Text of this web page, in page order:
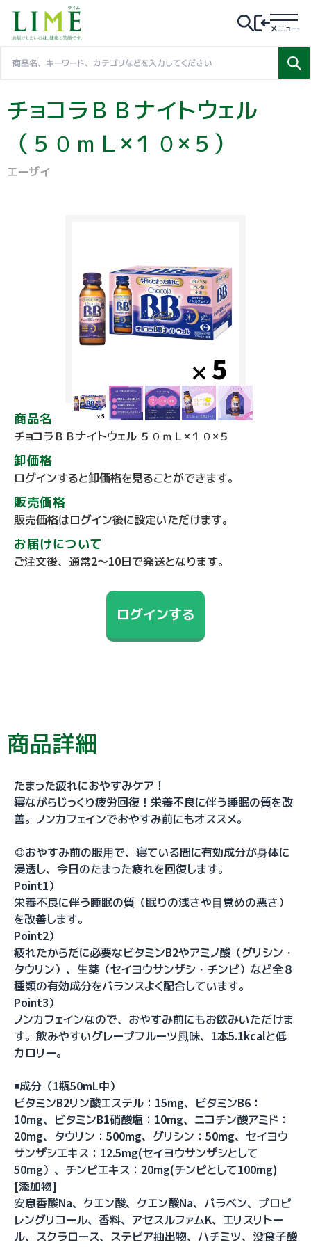
メニュー
チョコラＢＢナイトウェル
（５０ｍＬ×１０×５）
エーザイ
商品名
チョコラＢＢナイトウェル ５０ｍＬ×１０×５
卸価格
ログインすると卸価格を見ることができます。
販売価格
販売価格はログイン後に設定いただけます。
お届けについて
ご注文後、通常2～10日で発送となります。
ログインする
商品詳細
たまった疲れにおやすみケア！
寝ながらじっくり疲労回復！栄養不良に伴う睡眠の質を改
善。ノンカフェインでおやすみ前にもオススメ。
◎おやすみ前の服⽤で、寝ている間に有効成分が⾝体に
浸透し、今日のたまった疲れを回復します。
Point1）
栄養不良に伴う睡眠の質（眠りの浅さや⽬覚めの悪さ）
を改善します。
Point2）
疲れたからだに必要なビタミンB2やアミノ酸（グリシン・
タウリン）、生薬（セイヨウサンザシ・チンピ）など全８
種類の有効成分をバランスよく配合しています。
Point3）
ノンカフェインなので、おやすみ前にもお飲みいただけま
す。飲みやすいグレープフルーツ⾵味、1本5.1kcalと低
カロリー。
◾️成分（1瓶50mL中）
ビタミンB2リン酸エステル：15mg、ビタミンB6：
10mg、ビタミンB1硝酸塩：10mg、ニコチン酸アミド：
20mg、タウリン：500mg、グリシン：50mg、セイヨウ
サンザシエキス：12.5mg(セイヨウサンザシとして
50mg）、チンピエキス：20mg(チンピとして100mg)
[添加物]
安息香酸Na、クエン酸、クエン酸Na、パラベン、プロピ
レングリコール、香料、アセスルファムK、エリスリトー
ル、スクラロース、ステビア抽出物、ハチミツ、没食子酸